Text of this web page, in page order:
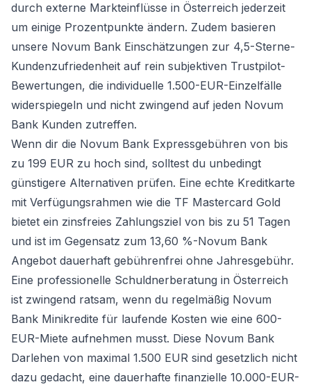
durch externe Markteinflüsse in Österreich jederzeit
um einige Prozentpunkte ändern. Zudem basieren
unsere Novum Bank Einschätzungen zur 4,5-Sterne-
Kundenzufriedenheit auf rein subjektiven Trustpilot-
Bewertungen, die individuelle 1.500-EUR-Einzelfälle
widerspiegeln und nicht zwingend auf jeden Novum
Bank Kunden zutreffen.
Wenn dir die Novum Bank Expressgebühren von bis
zu 199 EUR zu hoch sind, solltest du unbedingt
günstigere Alternativen prüfen. Eine echte Kreditkarte
mit Verfügungsrahmen wie die TF Mastercard Gold
bietet ein zinsfreies Zahlungsziel von bis zu 51 Tagen
und ist im Gegensatz zum 13,60 %-Novum Bank
Angebot dauerhaft gebührenfrei ohne Jahresgebühr.
Eine professionelle Schuldnerberatung in Österreich
ist zwingend ratsam, wenn du regelmäßig Novum
Bank Minikredite für laufende Kosten wie eine 600-
EUR-Miete aufnehmen musst. Diese Novum Bank
Darlehen von maximal 1.500 EUR sind gesetzlich nicht
dazu gedacht, eine dauerhafte finanzielle 10.000-EUR-